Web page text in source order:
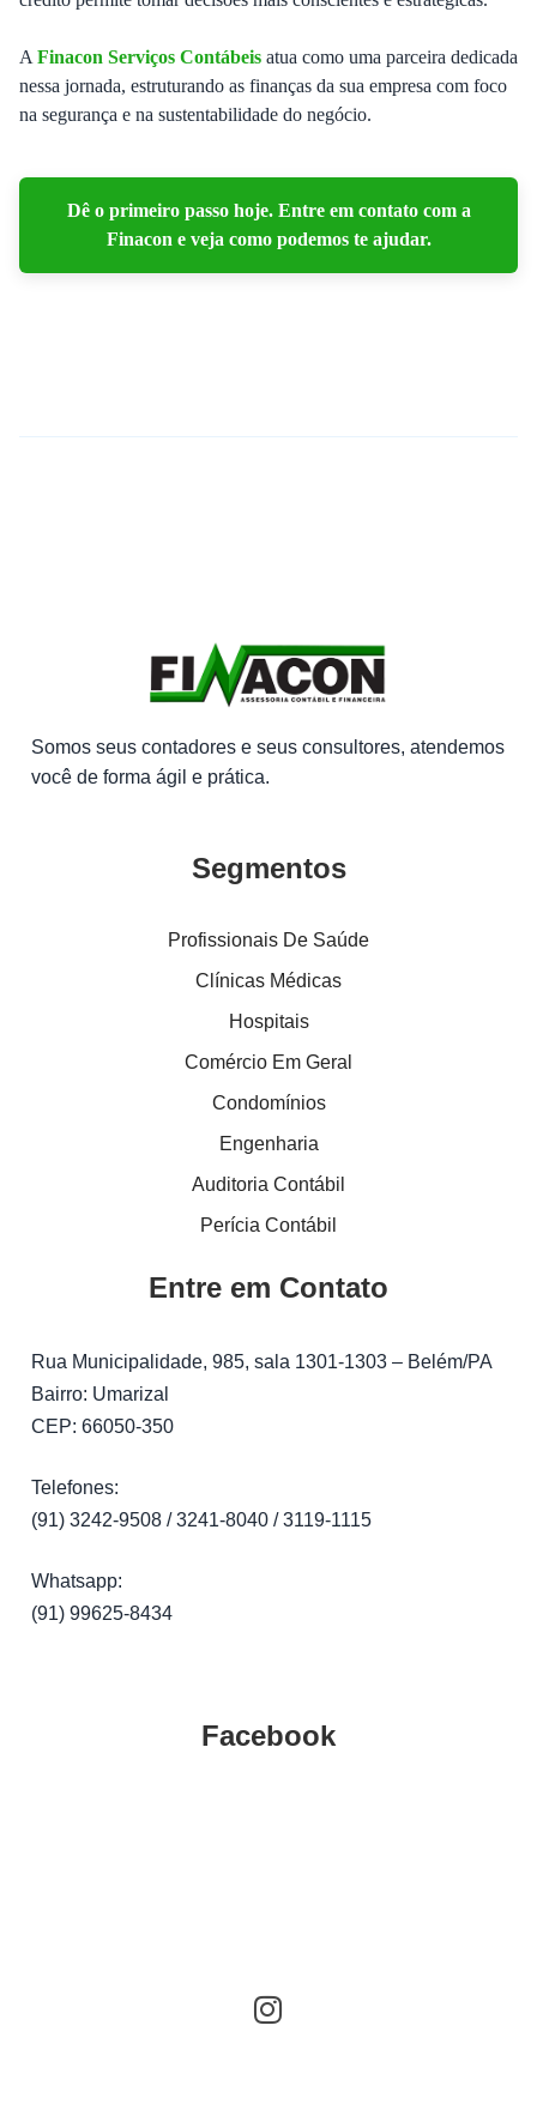
A Finacon Serviços Contábeis atua como uma parceira dedicada
nessa jornada, estruturando as finanças da sua empresa com foco
na segurança e na sustentabilidade do negócio.
Dê o primeiro passo hoje. Entre em contato com a
Finacon e veja como podemos te ajudar.
Somos seus contadores e seus consultores, atendemos
você de forma ágil e prática.
Segmentos
Profissionais De Saúde
Clínicas Médicas
Hospitais
Comércio Em Geral
Condomínios
Engenharia
Auditoria Contábil
Perícia Contábil
Entre em Contato
Rua Municipalidade, 985, sala 1301-1303 – Belém/PA
Bairro: Umarizal
CEP: 66050-350
Telefones:
(91) 3242-9508 / 3241-8040 / 3119-1115
Whatsapp:
(91) 99625-8434
Facebook